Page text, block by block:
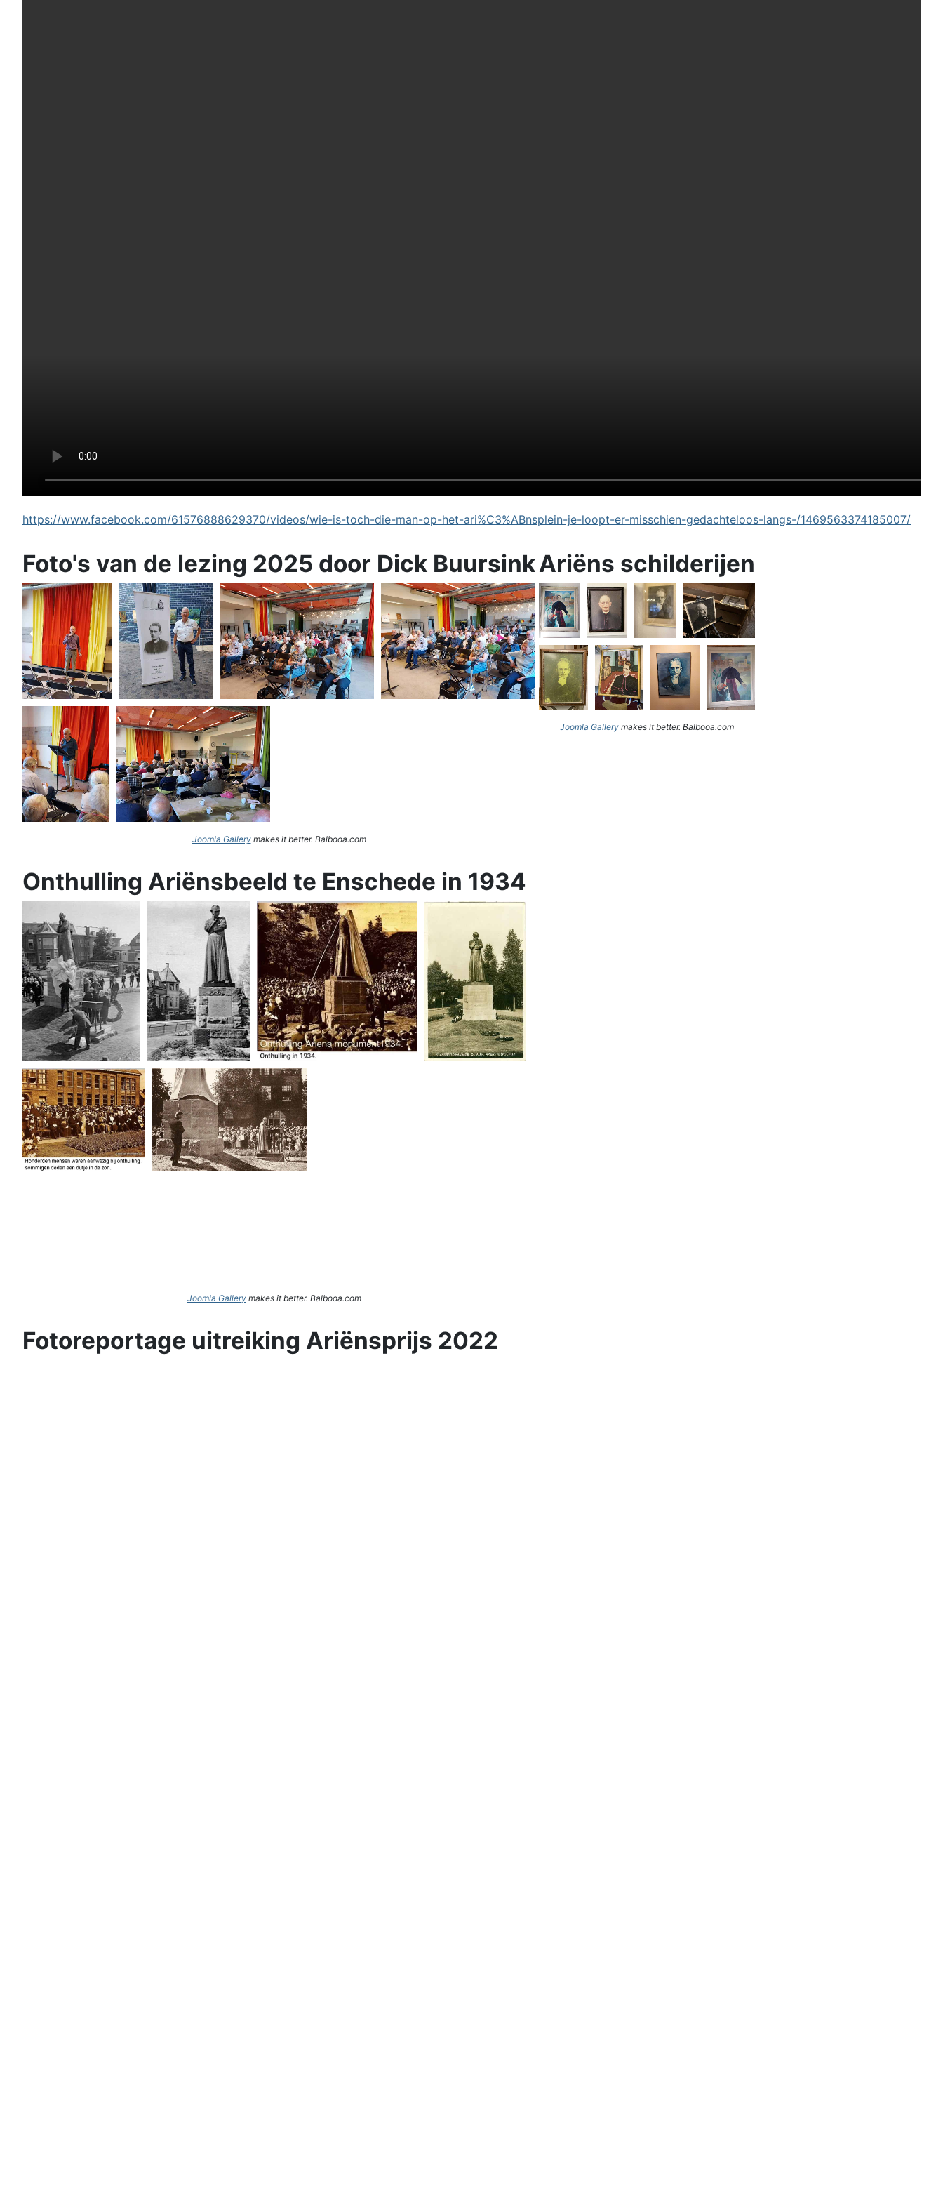
https://www.facebook.com/61576888629370/videos/wie-is-toch-die-man-op-het-ari%C3%ABnsplein-je-loopt-er-misschien-gedachteloos-langs-/1469563374185007/
Foto's van de lezing 2025 door Dick Buursink
Joomla Gallerymakes it better. Balbooa.com
Ariëns schilderijen
Joomla Gallery makes it better. Balbooa.com
Onthulling Ariënsbeeld te Enschede in 1934
Joomla Gallery makes it better. Balbooa.com
Fotoreportage uitreiking Ariënsprijs 2022